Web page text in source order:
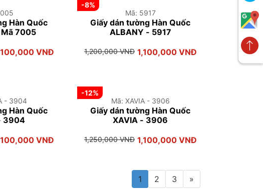
Hàn Quốc
7005
VNĐ
-8%
Mã: 5917
Giấy dán tường Hàn Quốc
ALBANY - 5917
1,200,000 VNĐ 1,100,000 VNĐ
- 3904
Hàn Quốc
3904
VNĐ
-12%
Mã: XAVIA - 3906
Giấy dán tường Hàn Quốc
XAVIA - 3906
1,250,000 VNĐ 1,100,000 VNĐ
1 2 3 »